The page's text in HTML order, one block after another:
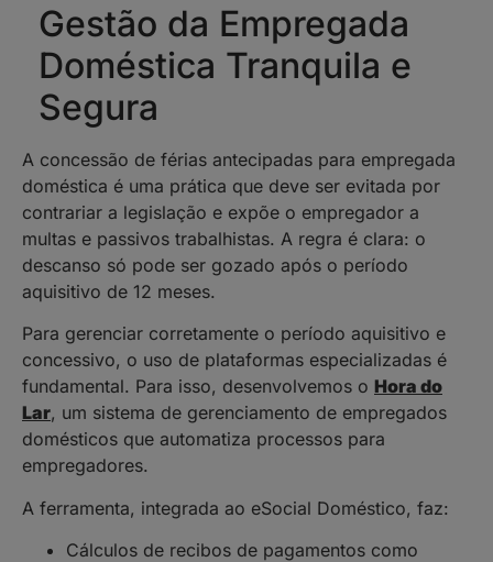
Gestão da Empregada
Doméstica Tranquila e
Segura
A concessão de férias antecipadas para empregada
doméstica é uma prática que deve ser evitada por
contrariar a legislação e expõe o empregador a
multas e passivos trabalhistas. A regra é clara: o
descanso só pode ser gozado após o período
aquisitivo de 12 meses.
Para gerenciar corretamente o período aquisitivo e
concessivo, o uso de plataformas especializadas é
fundamental. Para isso, desenvolvemos o Hora do
Lar, um sistema de gerenciamento de empregados
domésticos que automatiza processos para
empregadores.
A ferramenta, integrada ao eSocial Doméstico, faz:
Cálculos de recibos de pagamentos como